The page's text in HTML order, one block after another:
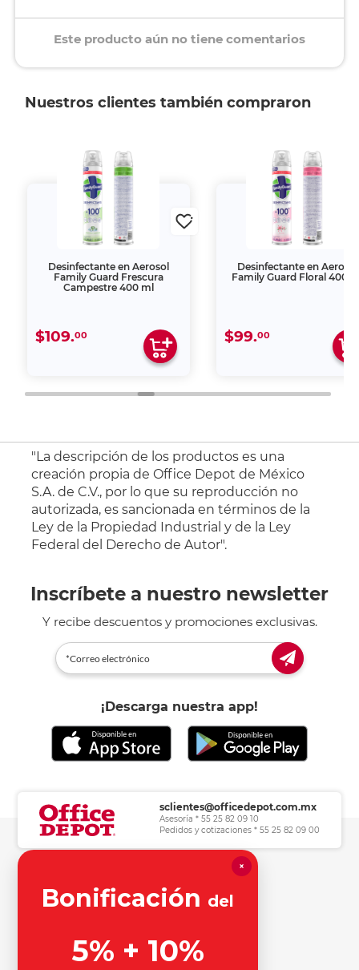
Este producto aún no tiene comentarios
Nuestros clientes también compraron
Desinfectante en Aerosol
Family Guard Frescura
Campestre 400 ml
$109.00
Desinfectante en Aerosol
Family Guard Floral 400
$99.00
"La descripción de los productos es una
creación propia de Office Depot de México
S.A. de C.V., por lo que su reproducción no
autorizada, es sancionada en términos de la
Ley de la Propiedad Industrial y de la Ley
Federal del Derecho de Autor".
Inscríbete a nuestro newsletter
Y recibe descuentos y promociones exclusivas.
¡Descarga nuestra app!
sclientes@officedepot.com.mx
Asesoría * 55 25 82 09 10
Pedidos y cotizaciones * 55 25 82 09 00
Herramientas de consulta
×
Bonificación del
5% + 10%